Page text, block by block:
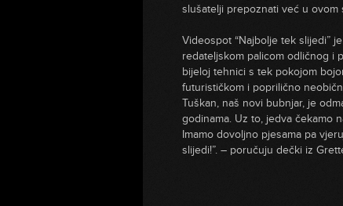
slušatelji prepoznati već u ovom
Videospot “Najbolje tek slijedi”
redateljskom palicom odličnog i
bijeloj tehnici s tek pokojom
futurističkom i poprilično
Tuškan, naš novi bubnjar, je
godinama. Uz to, jedva čekamo
Imamo dovoljno pjesama pa
slijedi!”. – poručuju dečki iz